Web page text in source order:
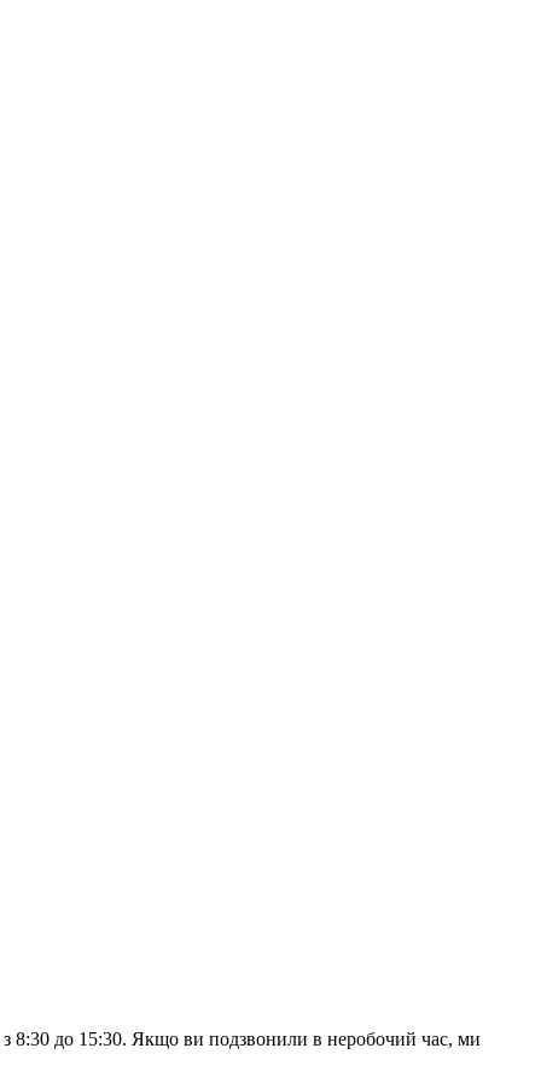
з 8:30 до 15:30. Якщо ви подзвонили в неробочий час, ми